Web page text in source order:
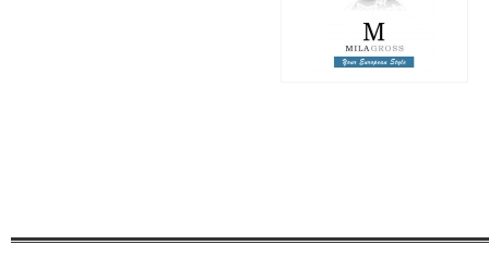
1 795 грн. 995 грн.